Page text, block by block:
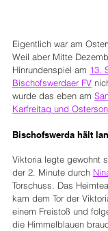
Eigentlich war am
Weil aber Mitte
Hinrundenspiel am 13.
Bischofswerdaer FV
wurde das eben am
Karfreitag und
Bischofswerda hält
Viktoria legte gewohnt
der 2. Minute durch
Torschuss. Das
kam dem Tor der
einem Freistoß und
die Himmelblauen